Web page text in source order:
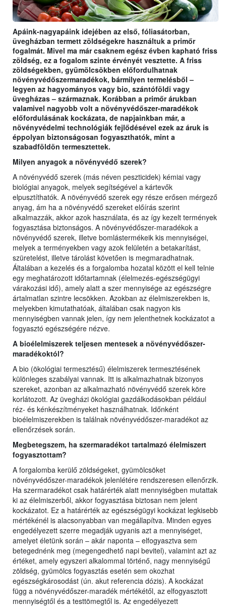
Apáink-nagyapáink idejében az első, fóliasátorban,
üvegházban termett zöldségekre használtuk a primőr
fogalmát. Mivel ma már csaknem egész évben kapható friss
zöldség, ez a fogalom szinte érvényét vesztette. A friss
zöldségekben, gyümölcsökben előfordulhatnak
növényvédőszermaradékok, bármilyen termelésből –
legyen az hagyományos vagy bio, szántóföldi vagy
üvegházas – származnak. Korábban a primőr árukban
valamivel nagyobb volt a növényvédőszer-maradékok
előfordulásának kockázata, de napjainkban már, a
növényvédelmi technológiák fejlődésével ezek az áruk is
éppolyan biztonságosan fogyaszthatók, mint a
szabadföldön termesztettek.
Milyen anyagok a növényvédő szerek?
A növényvédő szerek (más néven peszticidek) kémiai vagy
biológiai anyagok, melyek segítségével a kártevők
elpusztíthatók. A növényvédő szerek egy része erősen mérgező
anyag, ám ha a növényvédő szereket előírás szerint
alkalmazzák, akkor azok használata, és az így kezelt termények
fogyasztása biztonságos. A növényvédőszer-maradékok a
növényvédő szerek, illetve bomlástermékeik kis mennyiségei,
melyek a terményekben vagy azok felületén a betakarítást,
szüretelést, illetve tárolást követően is megmaradhatnak.
Általában a kezelés és a forgalomba hozatal között el kell telnie
egy meghatározott időtartamnak (élelmezés-egészségügyi
várakozási idő), amely alatt a szer mennyisége az egészségre
ártalmatlan szintre lecsökken. Azokban az élelmiszerekben is,
melyekben kimutathatóak, általában csak nagyon kis
mennyiségben vannak jelen, így nem jelenthetnek kockázatot a
fogyasztó egészségére nézve.
A bioélelmiszerek teljesen mentesek a növényvédőszer-
maradékoktól?
A bio (ökológiai termesztésű) élelmiszerek termesztésének
különleges szabályai vannak. Itt is alkalmazhatnak bizonyos
szereket, azonban az alkalmazható növényvédő szerek köre
korlátozott. Az üvegházi ökológiai gazdálkodásokban például
réz- és kénkészítményeket használhatnak. Időnként
bioélelmiszerekben is találnak növényvédőszer-maradékot az
ellenőrzések során.
Megbetegszem, ha szermaradékot tartalmazó élelmiszert
fogyasztottam?
A forgalomba kerülő zöldségeket, gyümölcsöket
növényvédőszer-maradékok jelenlétére rendszeresen ellenőrzik.
Ha szermaradékot csak határérték alatt mennyiségben mutattak
ki az élelmiszerből, akkor fogyasztása biztosan nem jelent
kockázatot. Ez a határérték az egészségügyi kockázat legkisebb
mértékénél is alacsonyabban van megállapítva. Minden egyes
engedélyezett szerre megadják ugyanis azt a mennyiséget,
amelyet életünk során – akár naponta – elfogyasztva sem
betegednénk meg (megengedhető napi bevitel), valamint azt az
értéket, amely egyszeri alkalommal történő, nagy mennyiségű
zöldség, gyümölcs fogyasztás esetén sem okozhat
egészségkárosodást (ún. akut referencia dózis). A kockázat
függ a növényvédőszer-maradék mértékétől, az elfogyasztott
mennyiségtől és a testtömegtől is. Az engedélyezett